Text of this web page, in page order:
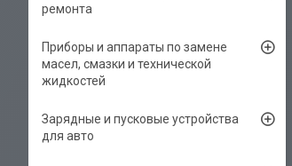
ремонта
Приборы и аппараты по замене
масел, смазки и технической
жидкостей
Зарядные и пусковые устройства
для авто